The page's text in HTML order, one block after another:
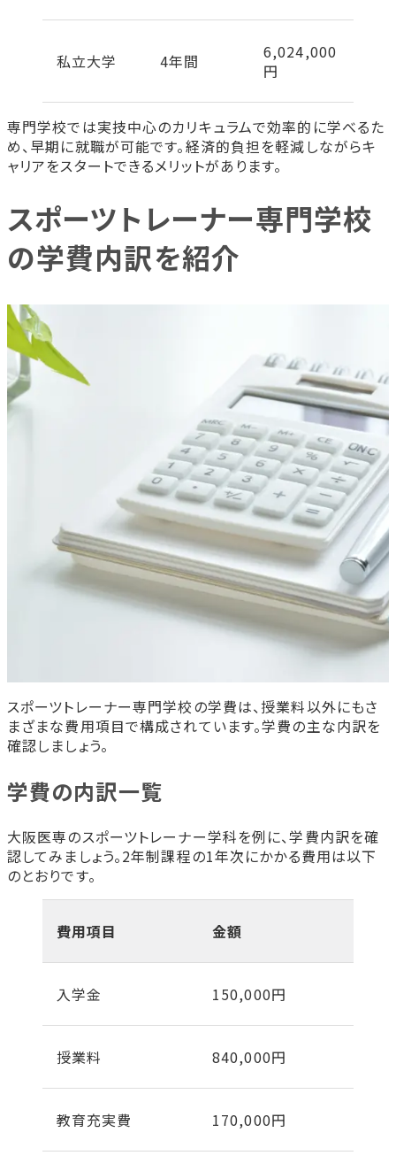
私立大学 4年間
6,024,000
円
専門学校では実技中心のカリキュラムで効率的に学べるた
め、早期に就職が可能です。経済的負担を軽減しながらキ
ャリアをスタートできるメリットがあります。
スポーツトレーナー専門学校
の学費内訳を紹介
スポーツトレーナー専門学校の学費は、授業料以外にもさ
まざまな費用項目で構成されています。学費の主な内訳を
確認しましょう。
学費の内訳一覧
大阪医専のスポーツトレーナー学科を例に、学費内訳を確
認してみましょう。2年制課程の1年次にかかる費用は以下
のとおりです。
費用項目 金額
入学金 150,000円
授業料 840,000円
教育充実費 170,000円